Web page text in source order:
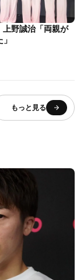
野誠治「両親が
もっと見る